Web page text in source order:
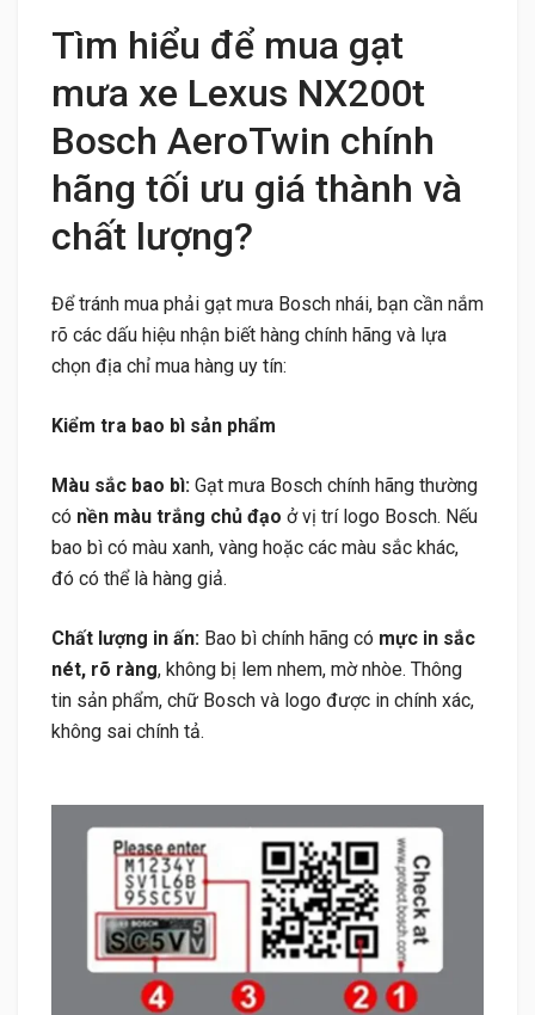
Tìm hiểu để mua gạt
mưa xe Lexus NX200t
Bosch AeroTwin chính
hãng tối ưu giá thành và
chất lượng?
Để tránh mua phải gạt mưa Bosch nhái, bạn cần nắm
rõ các dấu hiệu nhận biết hàng chính hãng và lựa
chọn địa chỉ mua hàng uy tín:
Kiểm tra bao bì sản phẩm
Màu sắc bao bì: Gạt mưa Bosch chính hãng thường
có nền màu trắng chủ đạo ở vị trí logo Bosch. Nếu
bao bì có màu xanh, vàng hoặc các màu sắc khác,
đó có thể là hàng giả.
Chất lượng in ấn: Bao bì chính hãng có mực in sắc
nét, rõ ràng, không bị lem nhem, mờ nhòe. Thông
tin sản phẩm, chữ Bosch và logo được in chính xác,
không sai chính tả.